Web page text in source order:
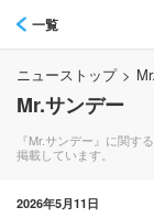
一覧
ニューストップ >
Mr.サンデー
『Mr.サンデー』に関す
掲載しています。
2026年5月11日